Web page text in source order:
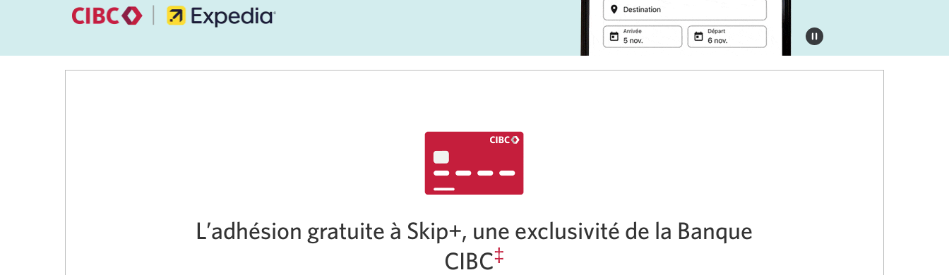
par
L’adhésion gratuite à Skip+, une exclusivité de la Banque
CIBC‡